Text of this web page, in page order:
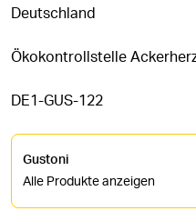
Deutschland
Ökokontrollstelle
DE1-GUS-122
Gustoni
Alle Produkte anzeigen